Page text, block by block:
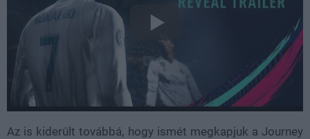
Az is kiderült továbbá, hogy ismét megkapjuk a Journey